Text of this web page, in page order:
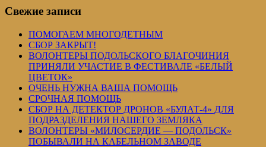
Свежие записи
ПОМОГАЕМ МНОГОДЕТНЫМ
СБОР ЗАКРЫТ!
ВОЛОНТЕРЫ ПОДОЛЬСКОГО БЛАГОЧИНИЯ
ПРИНЯЛИ УЧАСТИЕ В ФЕСТИВАЛЕ «БЕЛЫЙ
ЦВЕТОК»
ОЧЕНЬ НУЖНА ВАША ПОМОЩЬ
СРОЧНАЯ ПОМОЩЬ
СБОР НА ДЕТЕКТОР ДРОНОВ «БУЛАТ-4» ДЛЯ
ПОДРАЗДЕЛЕНИЯ НАШЕГО ЗЕМЛЯКА
ВОЛОНТЕРЫ «МИЛОСЕРДИЕ — ПОДОЛЬСК»
ПОБЫВАЛИ НА КАБЕЛЬНОМ ЗАВОДЕ